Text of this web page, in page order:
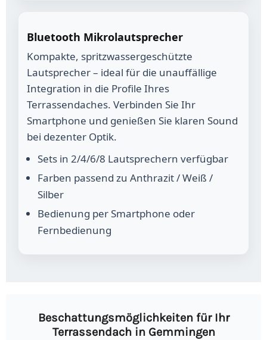
Bluetooth Mikrolautsprecher
Kompakte, spritzwassergeschützte
Lautsprecher – ideal für die unauffällige
Integration in die Profile Ihres
Terrassendaches. Verbinden Sie Ihr
Smartphone und genießen Sie klaren Sound
bei dezenter Optik.
Sets in 2/4/6/8 Lautsprechern verfügbar
Farben passend zu Anthrazit / Weiß /
Silber
Bedienung per Smartphone oder
Fernbedienung
Beschattungsmöglichkeiten für Ihr
Terrassendach in Gemmingen